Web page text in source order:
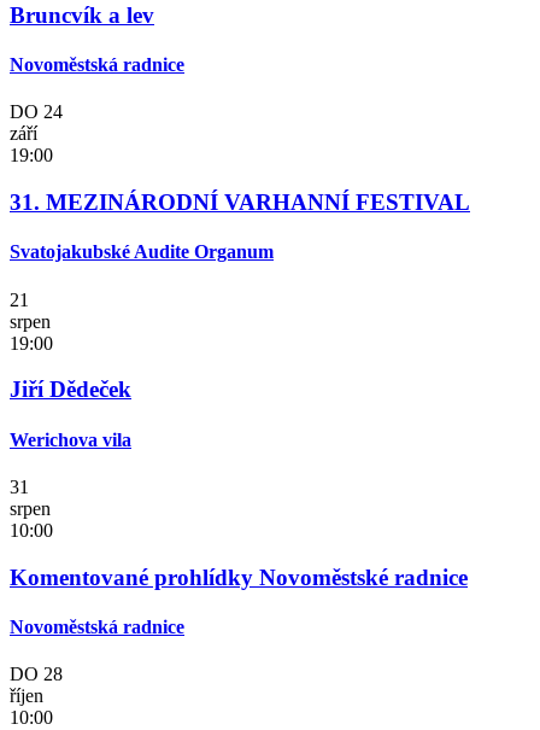
Bruncvík a lev
Novoměstská radnice
DO 24
září
19:00
31. MEZINÁRODNÍ VARHANNÍ FESTIVAL
Svatojakubské Audite Organum
21
srpen
19:00
Jiří Dědeček
Werichova vila
31
srpen
10:00
Komentované prohlídky Novoměstské radnice
Novoměstská radnice
DO 28
říjen
10:00